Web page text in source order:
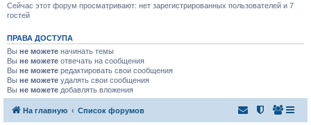
Сейчас этот форум просматривают: нет зарегистрированных пользователей и 7
гостей
ПРАВА ДОСТУПА
Вы не можете начинать темы
Вы не можете отвечать на сообщения
Вы не можете редактировать свои сообщения
Вы не можете удалять свои сообщения
Вы не можете добавлять вложения
На главную Список форумов